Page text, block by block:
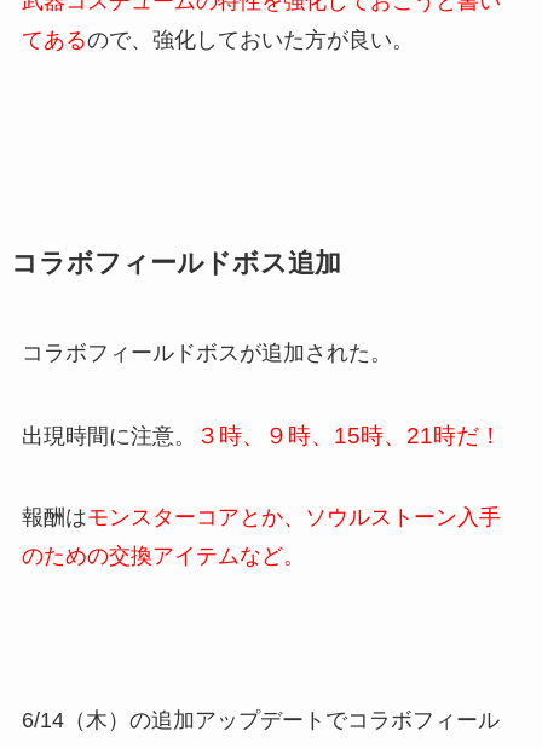
てあるので、強化しておいた方が良い。
コラボフィールドボス追加
コラボフィールドボスが追加された。
出現時間に注意。 ３時、９時、15時、21時だ！
報酬はモンスターコアとか、ソウルストーン入手
のための交換アイテムなど。
6/14（木）の追加アップデートでコラボフィール